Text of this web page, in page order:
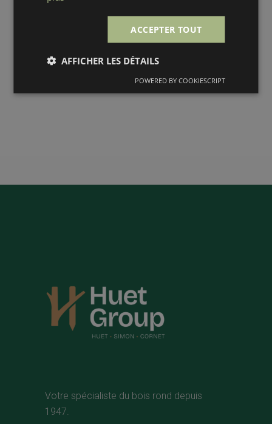
Votre spécialiste du bois rond depuis
1947.
ACCEPTER TOUT
AFFICHER LES DÉTAILS
POWERED BY COOKIESCRIPT